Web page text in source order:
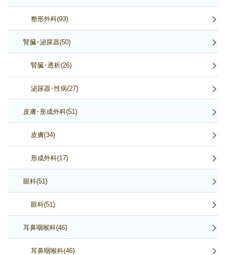
整形外科(93)
腎臓･泌尿器(50)
腎臓･透析(26)
泌尿器･性病(27)
皮膚･形成外科(51)
皮膚(34)
形成外科(17)
眼科(51)
眼科(51)
耳鼻咽喉科(46)
耳鼻咽喉科(46)